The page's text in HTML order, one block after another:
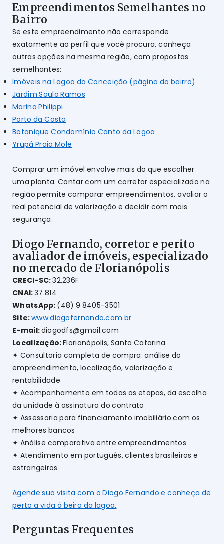
Empreendimentos Semelhantes no
Bairro
Se este empreendimento não corresponde
exatamente ao perfil que você procura, conheça
outras opções na mesma região, com propostas
semelhantes:
Imóveis na Lagoa da Conceição (página do bairro)
Jardim Saulo Ramos
Marina Philippi
Porto da Costa
Botanique Condomínio Canto da Lagoa
Yrupá Praia Mole
Comprar um imóvel envolve mais do que escolher
uma planta. Contar com um corretor especializado na
região permite comparar empreendimentos, avaliar o
real potencial de valorização e decidir com mais
segurança.
Diogo Fernando, corretor e perito
avaliador de imóveis, especializado
no mercado de Florianópolis
CRECI-SC:32.236F
CNAI:37.814
WhatsApp: (48) 9 8405-3501
Site:www.diogofernando.com.br
E-mail:diogodfs@gmail.com
Localização:Florianópolis, Santa Catarina
✦ Consultoria completa de compra: análise do
empreendimento, localização, valorização e
rentabilidade
✦ Acompanhamento em todas as etapas, da escolha
da unidade à assinatura do contrato
✦ Assessoria para financiamento imobiliário com os
melhores bancos
✦ Análise comparativa entre empreendimentos
✦ Atendimento em português, clientes brasileiros e
estrangeiros
Agende sua visita com o Diogo Fernando e conheça de
perto a vida à beira da lagoa.
Perguntas Frequentes